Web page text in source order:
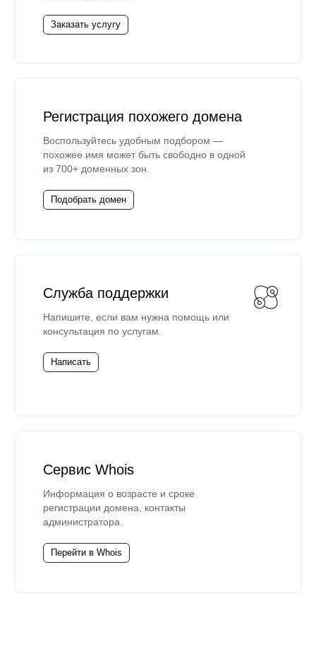
Заказать услугу
Регистрация похожего домена
Воспользуйтесь удобным подбором —
похожее имя может быть свободно в одной
из 700+ доменных зон.
Подобрать домен
Служба поддержки
Напишите, если вам нужна помощь или
консультация по услугам.
Написать
Сервис Whois
Информация о возрасте и сроке
регистрации домена, контакты
администратора.
Перейти в Whois